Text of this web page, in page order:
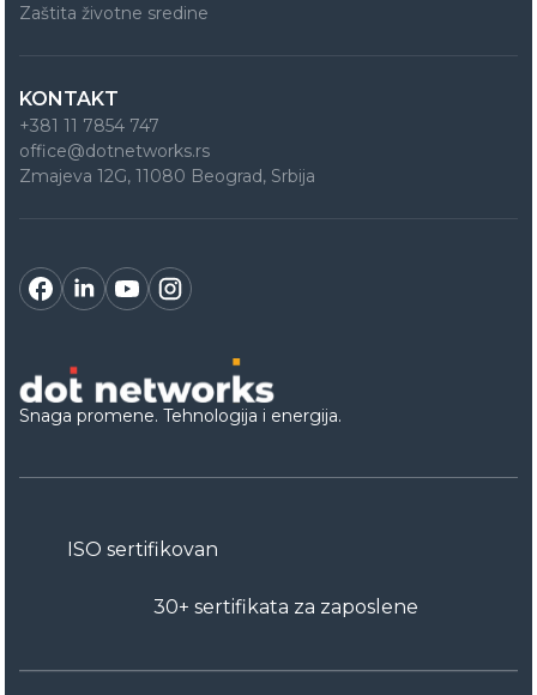
Zaštita životne sredine
KONTAKT
+381 11 7854 747
office@dotnetworks.rs
Zmajeva 12G, 11080 Beograd, Srbija
Snaga promene. Tehnologija i energija.
ISO sertifikovan
30+ sertifikata za zaposlene